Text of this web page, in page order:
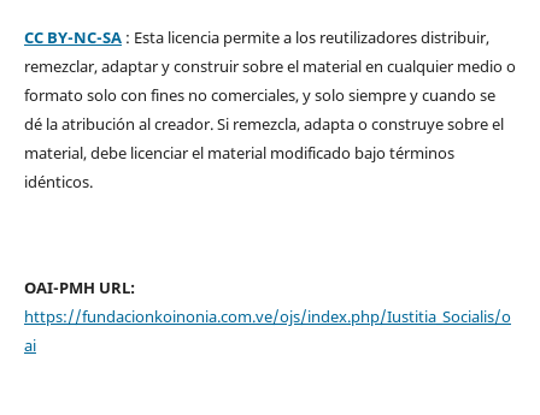
CC BY-NC-SA: Esta licencia permite a los reutilizadores distribuir,
remezclar, adaptar y construir sobre el material en cualquier medio o
formato solo con fines no comerciales, y solo siempre y cuando se
dé la atribución al creador. Si remezcla, adapta o construye sobre el
material, debe licenciar el material modificado bajo términos
idénticos.
OAI-PMH URL:
https://fundacionkoinonia.com.ve/ojs/index.php/Iustitia_Socialis/o
ai